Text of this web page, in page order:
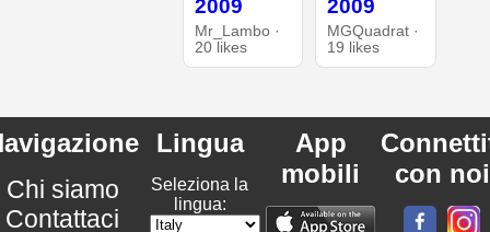
2009
Mr_Lambo ·
20 likes
2009
MGQuadrat ·
19 likes
Chi siamo
Contattaci
Lingua
Seleziona la
lingua:
App
mobili
con noi